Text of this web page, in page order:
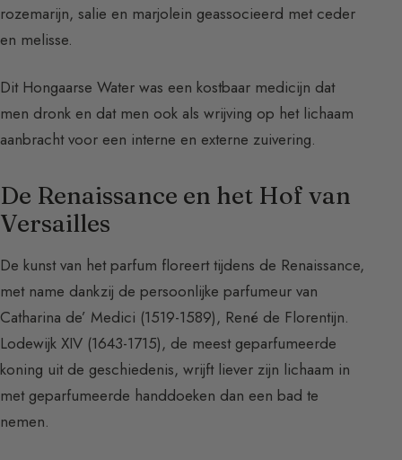
rozemarijn, salie en marjolein geassocieerd met ceder
en melisse.
Dit Hongaarse Water was een kostbaar medicijn dat
men dronk en dat men ook als wrijving op het lichaam
aanbracht voor een interne en externe zuivering.
De Renaissance en het Hof van
Versailles
De kunst van het parfum floreert tijdens de Renaissance,
met name dankzij de persoonlijke parfumeur van
Catharina de’ Medici (1519-1589), René de Florentijn.
Lodewijk XIV (1643-1715), de meest geparfumeerde
koning uit de geschiedenis, wrijft liever zijn lichaam in
met geparfumeerde handdoeken dan een bad te
nemen.